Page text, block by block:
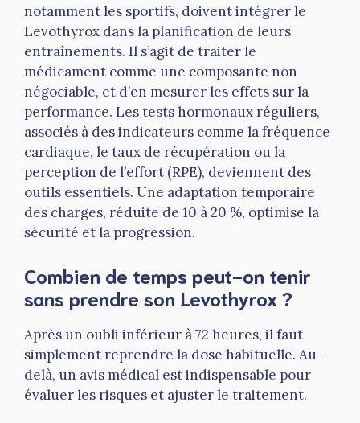
notamment les sportifs, doivent intégrer le
Levothyrox dans la planification de leurs
entraînements. Il s’agit de traiter le
médicament comme une composante non
négociable, et d’en mesurer les effets sur la
performance. Les tests hormonaux réguliers,
associés à des indicateurs comme la fréquence
cardiaque, le taux de récupération ou la
perception de l’effort (RPE), deviennent des
outils essentiels. Une adaptation temporaire
des charges, réduite de 10 à 20 %, optimise la
sécurité et la progression.
Combien de temps peut-on tenir
sans prendre son Levothyrox ?
Après un oubli inférieur à 72 heures, il faut
simplement reprendre la dose habituelle. Au-
delà, un avis médical est indispensable pour
évaluer les risques et ajuster le traitement.